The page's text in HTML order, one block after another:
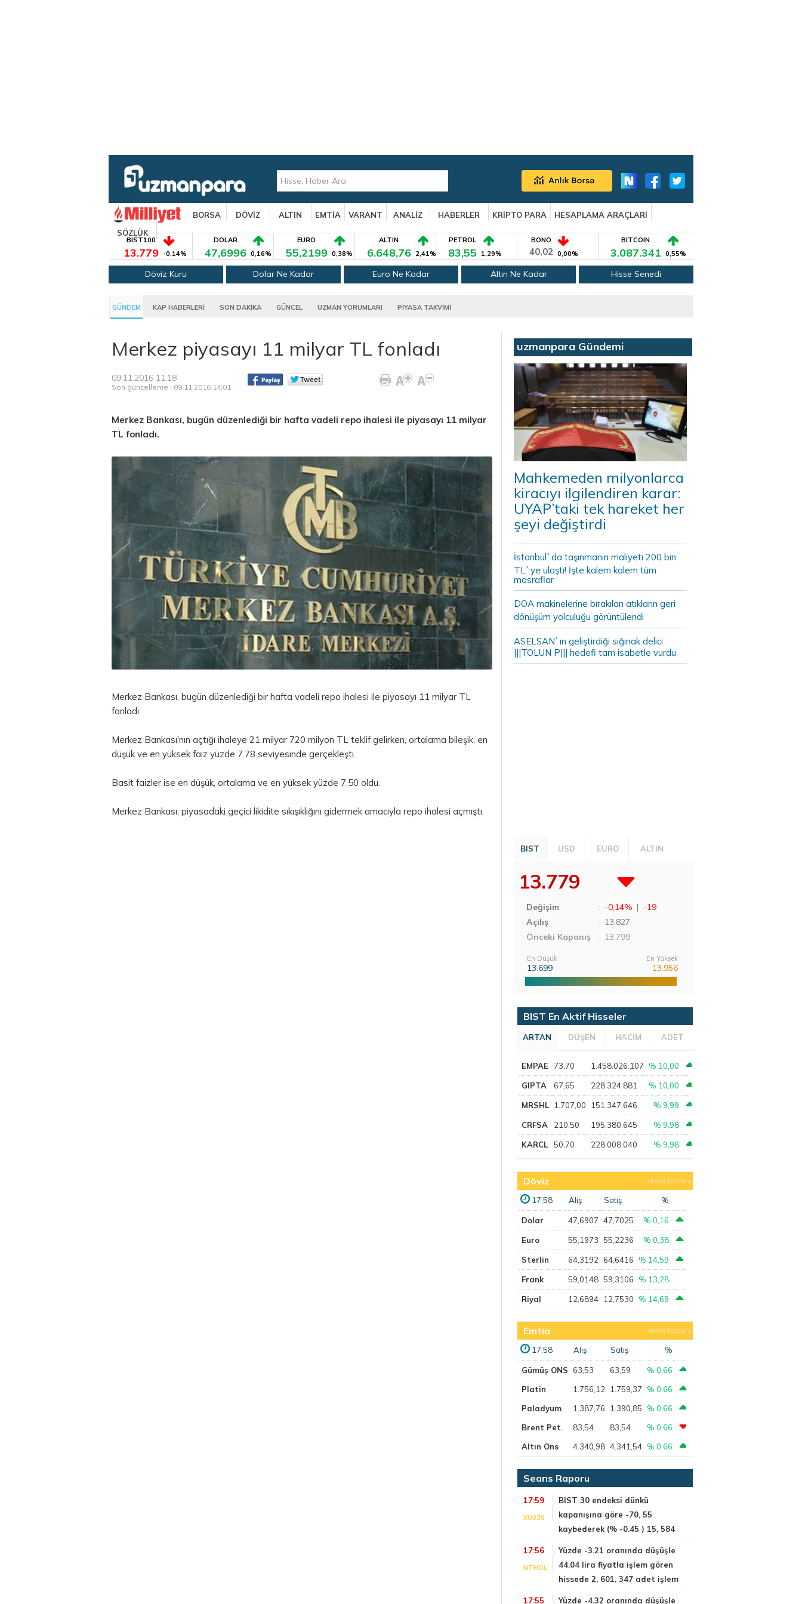
BORSA DÖVİZ ALTIN EMTİA VARANT ANALİZ HABERLER KRİPTO PARA
HESAPLAMA ARAÇLARI
SÖZLÜK
BIST100
13.779 -0,14%
DOLAR
47,6996 0,16%
EURO
55,2199 0,38%
ALTIN
6.648,76 2,41%
PETROL
83,55 1,29%
BONO
40,02 0,00%
BITCOIN
3.087.341 0,55%
Döviz Kuru Dolar Ne Kadar Euro Ne Kadar Altın Ne Kadar Hisse Senedi
GÜNDEM KAP HABERLERİ SON DAKİKA GÜNCEL UZMAN YORUMLARI PİYASA TAKVİMİ
Merkez piyasayı 11 milyar TL fonladı
09.11.2016 11:18
Son güncelleme : 09.11.2016 14:01
Merkez Bankası, bugün düzenlediği bir hafta vadeli repo ihalesi ile piyasayı 11 milyar
TL fonladı.
Merkez Bankası, bugün düzenlediği bir hafta vadeli repo ihalesi ile piyasayı 11 milyar TL
fonladı.
Merkez Bankası'nın açtığı ihaleye 21 milyar 720 milyon TL teklif gelirken, ortalama bileşik, en
düşük ve en yüksek faiz yüzde 7.78 seviyesinde gerçekleşti.
Basit faizler ise en düşük, ortalama ve en yüksek yüzde 7.50 oldu.
Merkez Bankası, piyasadaki geçici likidite sıkışıklığını gidermek amacıyla repo ihalesi açmıştı.
uzmanpara Gündemi
Mahkemeden milyonlarca
kiracıyı ilgilendiren karar:
UYAP’taki tek hareket her
şeyi değiştirdi
İstanbul`da taşınmanın maliyeti 200 bin
TL`ye ulaştı! İşte kalem kalem tüm
masraflar
DOA makinelerine bırakılan atıkların geri
dönüşüm yolculuğu görüntülendi
ASELSAN`ın geliştirdiği sığınak delici
|||TOLUN P||| hedefi tam isabetle vurdu
BIST USD EURO ALTIN
13.779
Değişim : -0,14% | -19
Açılış
: 13.827
Önceki Kapanış
: 13.799
En Düşük
13.699
En Yüksek
13.956
BIST En Aktif Hisseler
ARTAN DÜŞEN HACİM ADET
EMPAE 73,70 1.458.026.107 % 10,00
GIPTA 67,65 228.324.881 % 10,00
MRSHL 1.707,00 151.347.646 % 9,99
CRFSA 210,50 195.380.645 % 9,98
KARCL 50,70 228.008.040 % 9,98
Döviz daha fazla
17:58 Alış Satış %
Dolar 47,6907 47,7025 % 0,16
Euro 55,1973 55,2236 % 0,38
Sterlin 64,3192 64,6416 % 14,59
Frank 59,0148 59,3106 % 13,28
Riyal 12,6894 12,7530 % 14,69
Emtia daha fazla
17:58 Alış Satış %
Gümüş ONS 63,53 63,59
% 0,66
Platin
1.756,12 1.759,37
% 0,66
Paladyum
1.387,76 1.390,85
% 0,66
Brent Pet.
83,54 83,54
% 0,66
Altın Ons
4.340,98 4.341,54 % 0,66
Seans Raporu
17:59
XU030
BIST 30 endeksi dünkü
kapanışına göre -70, 55
kaybederek (% -0.45 ) 15, 584
17:56
NTHOL
Yüzde -3.21 oranında düşüşle
44.04 lira fiyatla işlem gören
hissede 2, 601, 347 adet işlem
17:55
Yüzde -4.32 oranında düşüşle